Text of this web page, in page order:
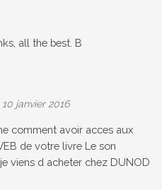
all the best. B
10 janvier 2016
comment avoir acces aux
de votre livre Le son
viens d acheter chez DUNOD